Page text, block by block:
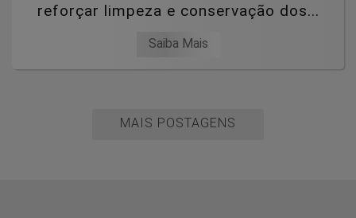
reforçar limpeza e conservação dos...
Saiba Mais
MAIS POSTAGENS